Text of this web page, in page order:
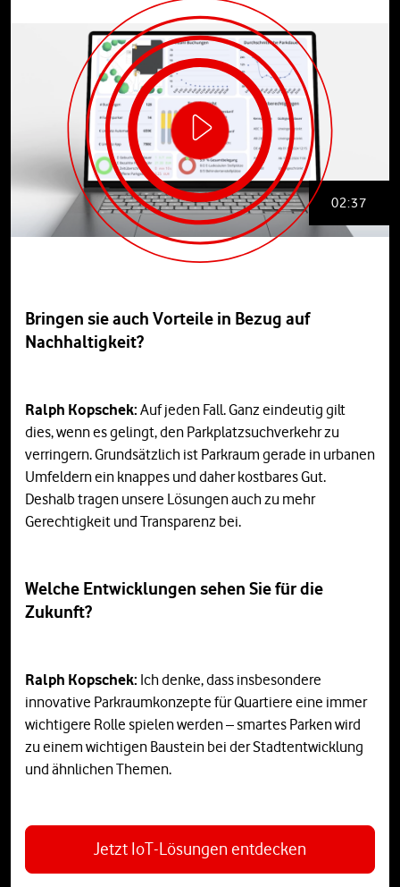
02:37
Bringen sie auch Vorteile in Bezug auf
Nachhaltigkeit?
Ralph Kopschek: Auf jeden Fall. Ganz eindeutig gilt
dies, wenn es gelingt, den Parkplatzsuchverkehr zu
verringern. Grundsätzlich ist Parkraum gerade in urbanen
Umfeldern ein knappes und daher kostbares Gut.
Deshalb tragen unsere Lösungen auch zu mehr
Gerechtigkeit und Transparenz bei.
Welche Entwicklungen sehen Sie für die
Zukunft?
Ralph Kopschek: Ich denke, dass insbesondere
innovative Parkraumkonzepte für Quartiere eine immer
wichtigere Rolle spielen werden – smartes Parken wird
zu einem wichtigen Baustein bei der Stadtentwicklung
und ähnlichen Themen.
Jetzt IoT-Lösungen entdecken